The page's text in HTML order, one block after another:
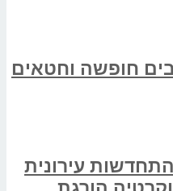
חופשה וחטאים
עירונית